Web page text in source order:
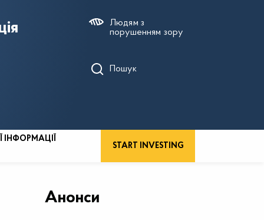
Людям з
порушенням зору
Пошук
START INVESTING
Анонси